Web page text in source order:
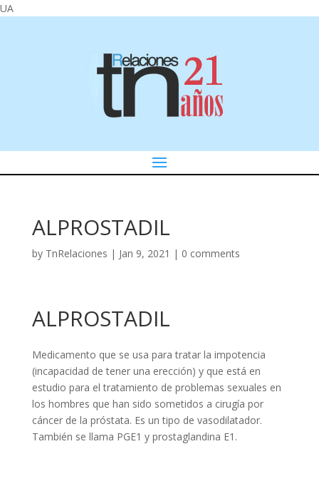
UA
ALPROSTADIL
by TnRelaciones | Jan 9, 2021 | 0 comments
ALPROSTADIL
Medicamento que se usa para tratar la impotencia
(incapacidad de tener una erección) y que está en
estudio para el tratamiento de problemas sexuales en
los hombres que han sido sometidos a cirugía por
cáncer de la próstata. Es un tipo de vasodilatador.
También se llama PGE1 y prostaglandina E1.